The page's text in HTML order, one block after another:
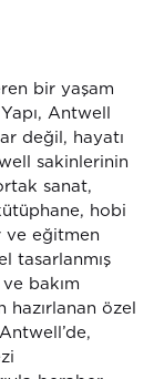
bir yaşam
Antwell
değil, hayatı
sakinlerinin
sanat,
hobi
ve eğitmen
tasarlanmış
bakım
hazırlanan özel